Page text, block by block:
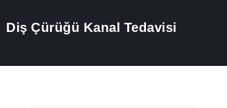
Diş Çürüğü Kanal Tedavisi